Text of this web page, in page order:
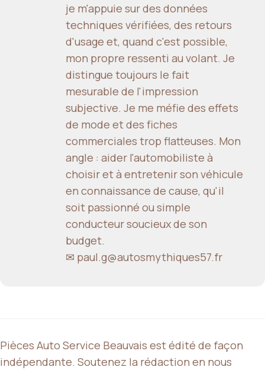
je m'appuie sur des données
techniques vérifiées, des retours
d'usage et, quand c'est possible,
mon propre ressenti au volant. Je
distingue toujours le fait
mesurable de l'impression
subjective. Je me méfie des effets
de mode et des fiches
commerciales trop flatteuses. Mon
angle : aider l'automobiliste à
choisir et à entretenir son véhicule
en connaissance de cause, qu'il
soit passionné ou simple
conducteur soucieux de son
budget.
✉ paul.g@autosmythiques57.fr
Pièces Auto Service Beauvais est édité de façon
indépendante. Soutenez la rédaction en nous